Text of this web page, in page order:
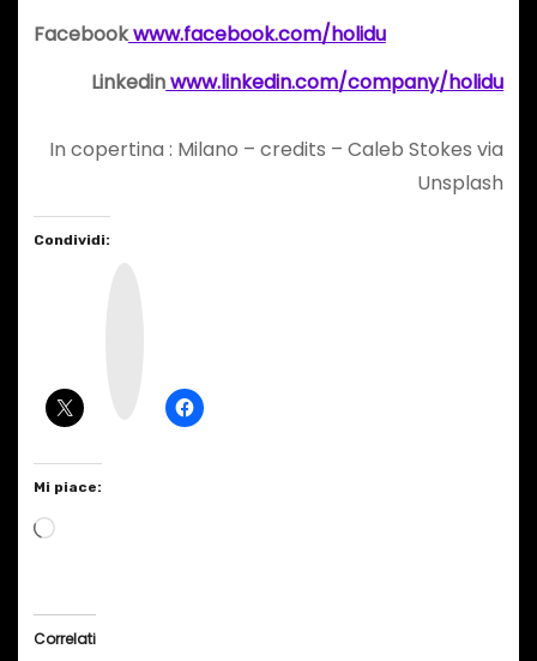
Facebookwww.facebook.com/holidu
Linkedinwww.linkedin.com/company/holidu
In copertina : Milano – credits – Caleb Stokes via
Unsplash
Condividi:
Mi piace:
C
Correlati